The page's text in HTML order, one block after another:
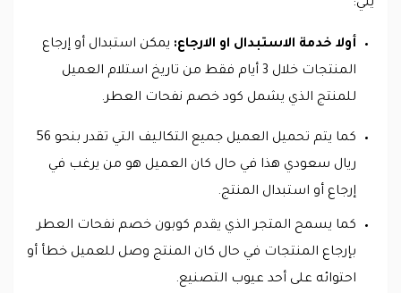
يلي:
أولا خدمة الاستبدال او الارجاع: يمكن استبدال أو إرجاع
المنتجات خلال 3 أيام فقط من تاريخ استلام العميل
للمنتج الذي يشمل كود خصم نفحات العطر.
كما يتم تحميل العميل جميع التكاليف التي تقدر بنحو 56
ريال سعودي هذا في حال كان العميل هو من يرغب في
إرجاع أو استبدال المنتج.
كما يسمح المتجر الذي يقدم كوبون خصم نفحات العطر
بإرجاع المنتجات في حال كان المنتج وصل للعميل خطأ أو
احتوائه على أحد عيوب التصنيع.